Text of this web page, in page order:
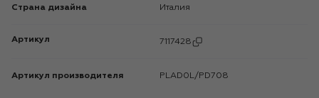
Страна дизайна Италия
Артикул 7117428
Артикул производителя PLAD0L/PD708